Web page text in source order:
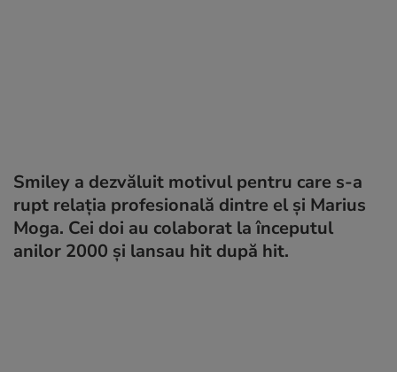
Smiley a dezvăluit motivul pentru care s-a
rupt relația profesională dintre el și Marius
Moga. Cei doi au colaborat la începutul
anilor 2000 și lansau hit după hit.